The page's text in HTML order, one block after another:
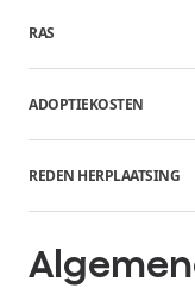
RAS
ADOPTIEKOSTEN
REDEN HERPLAATSING